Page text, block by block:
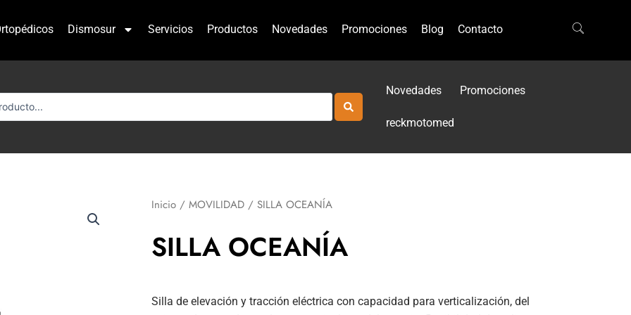
Dismosur Servicios Productos Novedades Promociones Blog Contacto
Novedades Promociones
reckmotomed
Inicio/ MOVILIDAD/ SILLA OCEANÍA
SILLA OCEANÍA
Silla de elevación y tracción eléctrica con capacidad para verticalización, del